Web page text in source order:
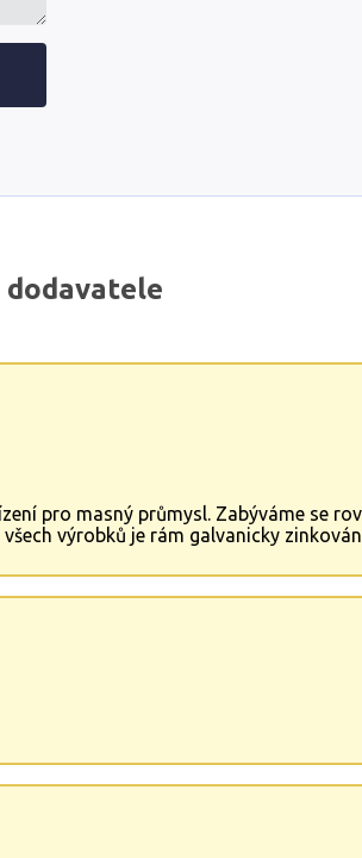
dodavatele
pro masný průmysl. Zabýváme se
výrobků je rám galvanicky